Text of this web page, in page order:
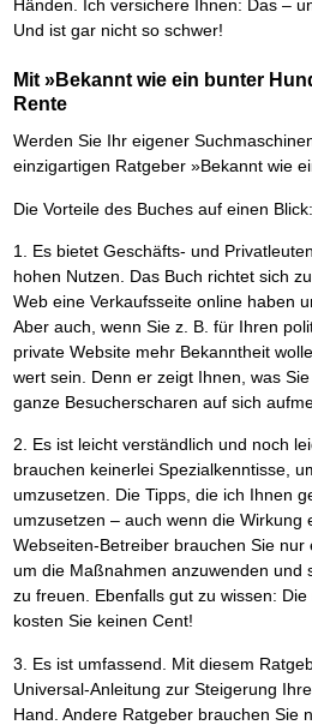
Händen. Ich versichere Ihnen: Das –
Und ist gar nicht so schwer!
Mit »Bekannt wie ein bunter
Rente
Werden Sie Ihr eigener
einzigartigen Ratgeber »Bekannt wie
Die Vorteile des Buches auf einen Blick:
1. Es bietet Geschäfts- und
hohen Nutzen. Das Buch richtet sich
Web eine Verkaufsseite online haben
Aber auch, wenn Sie z. B. für Ihren
private Website mehr Bekanntheit
wert sein. Denn er zeigt Ihnen, was
ganze Besucherscharen auf sich
2. Es ist leicht verständlich und noch
brauchen keinerlei Spezialkenntisse,
umzusetzen. Die Tipps, die ich Ihnen
umzusetzen – auch wenn die Wirkung
Webseiten-Betreiber brauchen Sie nur
um die Maßnahmen anzuwenden und
zu freuen. Ebenfalls gut zu wissen:
kosten Sie keinen Cent!
3. Es ist umfassend. Mit diesem
Universal-Anleitung zur Steigerung
Hand. Andere Ratgeber brauchen Sie